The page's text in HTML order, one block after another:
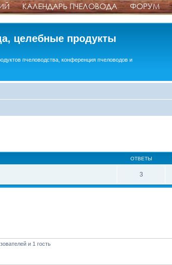
КАЛЕНДАРЬ ПЧЕЛОВОДА ФОРУМ
целебные продукты
пчеловодства, конференция пчеловодов и
ОТВЕТЫ
3
и 1 гость